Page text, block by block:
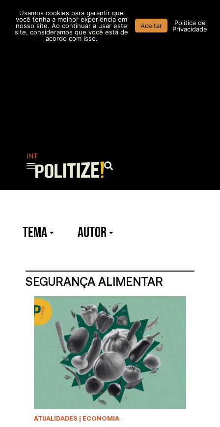
conteúdo
AR MX
INT
Pesquisar
TEMA Autor
SEGURANÇA ALIMENTAR
ATUALIDADES | ECONOMIA
Usamos cookies para garantir que
você tenha a melhor experiência em
nosso site. Ao continuar a usar este
site, consideramos que você está de
acordo com isso.
Aceitar
Política de
Privacidade